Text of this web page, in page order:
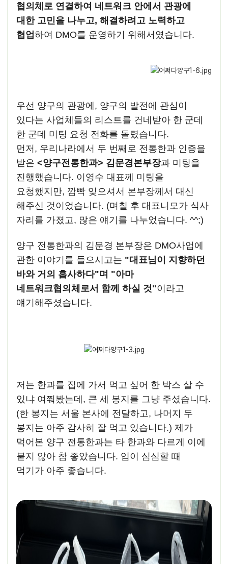
협의체로 연결하여 네트워크 안에서 관광에
대한 고민을 나누고, 해결하려고 노력하고
협업 하여 DMO를 운영하기 위해서였습니다.
우선 양구의 관광에, 양구의 발전에 관심이
있다는 사업체들의 리스트를 건네받아 한 군데
한 군데 미팅 요청 전화를 돌렸습니다.
먼저, 우리나라에서 두 번째로 전통한과 인증을
받은 <양구전통한과> 김문경본부장과 미팅을
진행했습니다. 이영수 대표께 미팅을
요청했지만, 깜빡 잊으셔서 본부장께서 대신
해주신 것이었습니다. (며칠 후 대표니모가 식사
자리를 가졌고, 많은 얘기를 나누었습니다. ^^;)
양구 전통한과의 김문경 본부장은 DMO사업에
관한 이야기를 들으시고는 "대표님이 지향하던
바와 거의 흡사하다"며 "아마
네트워크협의체로서 함께 하실 것"이라고
얘기해주셨습니다.
저는 한과를 집에 가서 먹고 싶어 한 박스 살 수
있냐 여쭤봤는데, 큰 세 봉지를 그냥 주셨습니다.
(한 봉지는 서울 본사에 전달하고, 나머지 두
봉지는 아주 감사히 잘 먹고 있습니다.) 제가
먹어본 양구 전통한과는 타 한과와 다르게 이에
붙지 않아 참 좋았습니다. 입이 심심할 때
먹기가 아주 좋습니다.